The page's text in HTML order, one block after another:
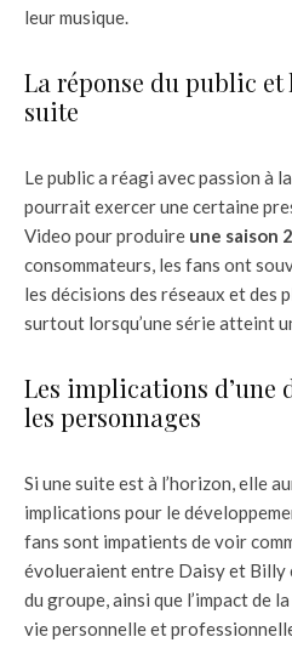
leur musique.
La réponse du public
suite
Le public a réagi avec passion à
pourrait exercer une certaine
Video pour produire une saison 2
consommateurs, les fans ont
les décisions des réseaux et des
surtout lorsqu’une série atteint
Les implications d’une
les personnages
Si une suite est à l’horizon, elle
implications pour le
fans sont impatients de voir
évolueraient entre Daisy et Billy
du groupe, ainsi que l’impact de
vie personnelle et